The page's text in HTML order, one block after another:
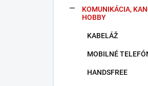
KOMUNIKÁCIA,
HOBBY
KABELÁŽ
MOBILNÉ
HANDSFREE